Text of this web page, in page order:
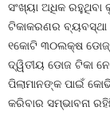
ସଂଖ୍ୟା ଅଧିକ ରହୁଥିବା
ଟିକାକରଣର ବ୍ୟବସ୍ଥା
୧କୋଟି ୩୦ଲକ୍ଷ ଡୋଜ୍‍
ଦ୍ୱିତୀୟ ଡୋଜ ଟିକା
ପିଲାମାନଙ୍କ ପାଇଁ
କରିବାର ସମ୍ଭାବନା